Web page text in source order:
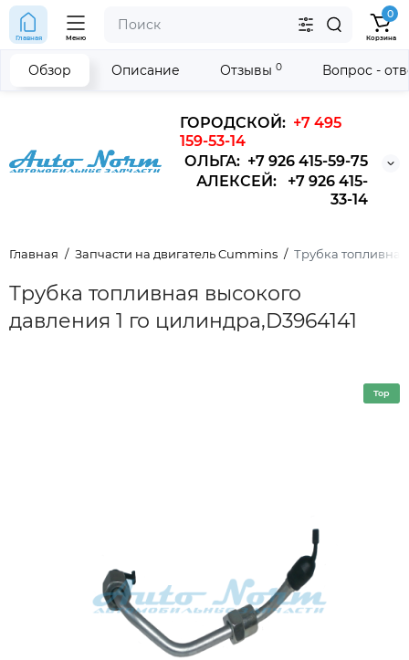
ГОРОДСКОЙ: +7 495
159-53-14
ОЛЬГА: +7 926 415-59-75
АЛЕКСЕЙ: +7 926 415-
33-14
Главная Меню
0
Корзина
Главная Запчасти на двигатель Cummins Трубка
Трубка топливная высокого
давления 1 го цилиндра,D3964141
Обзор Описание Отзывы 0 Вопрос -
Top